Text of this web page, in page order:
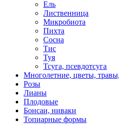
Ель
Лиственница
Микробиота
Пихта
Сосна
Тис
Туя
Тсуга, псевдотсуга
Многолетние, цветы,
Розы
Лианы
Плодовые
Бонсаи, ниваки
Топиарные формы